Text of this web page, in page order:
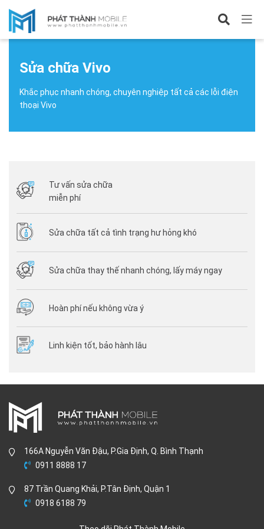
Sửa điện thoại Sửa chữa Vivo
Sửa chữa Vivo
Khắc phục nhanh chóng, chuyên nghiệp tất cả các lỗi điện
thoại Vivo
Tư vấn sửa chữa
miễn phí
Sửa chữa tất cả tình trạng hư hỏng khó
Sửa chữa thay thế nhanh chóng, lấy máy ngay
Hoàn phí nếu không vừa ý
Linh kiện tốt, bảo hành lâu
166A Nguyễn Văn Đậu, P.Gia Định, Q. Bình Thạnh
0911 8888 17
87 Trần Quang Khải, P.Tân Định, Quận 1
0918 6188 79